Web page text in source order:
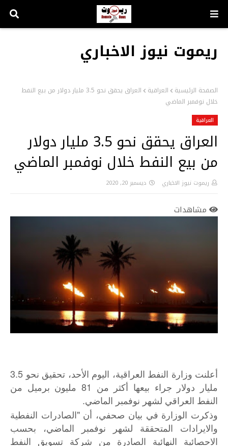
ريموت نيوز الاخباري
الصفحة الرئيسية العراقية
العراق يحقق نحو 3.5 مليار دولار من بيع النفط
خلال نوفمبر الماضي
العراقية
العراق يحقق نحو 3.5 مليار دولار
من بيع النفط خلال نوفمبر الماضي
ريموت نيوز الاخباري ديسمبر 20, 2020
مشاهدات
أعلنت وزارة النفط العراقية، اليوم الأحد، تحقيق نحو 3.5
مليار دولار جراء بيعها أكثر من 81 مليون برميل من
النفط العراقي لشهر نوفمبر الماضي.
وذكرت الوزارة في بيان صحفي، أن "الصادرات النفطية
والايرادات المتحققة لشهر نوفمبر الماضي، بحسب
الاحصائية النهائية الصادرة من شركة تسويق النفط